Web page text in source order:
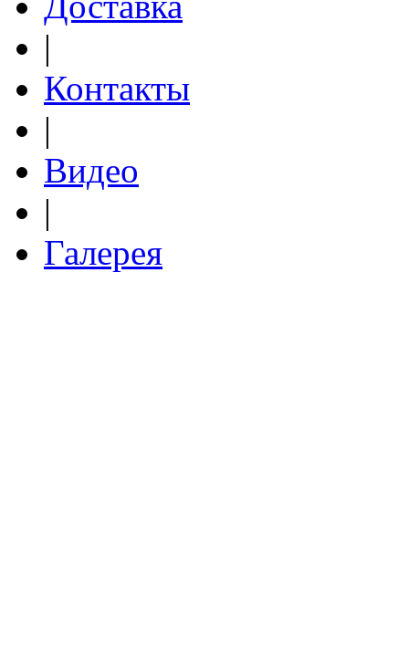
|
Контакты
|
Видео
|
Галерея